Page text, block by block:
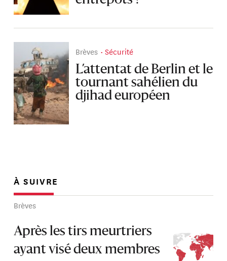
Brèves Sécurité
L’attentat de Berlin et le
tournant sahélien du
djihad européen
À SUIVRE
Brèves
Après les tirs meurtriers
ayant visé deux membres